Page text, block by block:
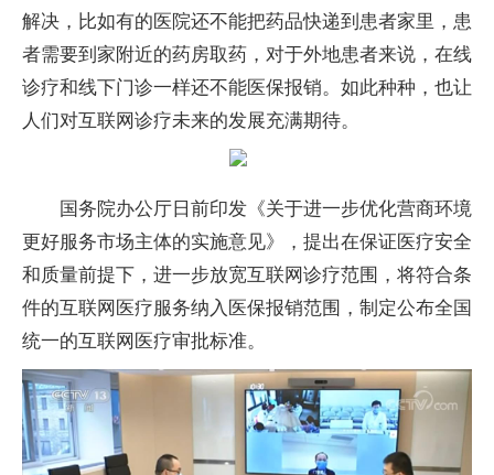
解决，比如有的医院还不能把药品快递到患者家里，患
者需要到家附近的药房取药，对于外地患者来说，在线
诊疗和线下门诊一样还不能医保报销。如此种种，也让
人们对互联网诊疗未来的发展充满期待。
国务院办公厅日前印发《关于进一步优化营商环境
更好服务市场主体的实施意见》，提出在保证医疗安全
和质量前提下，进一步放宽互联网诊疗范围，将符合条
件的互联网医疗服务纳入医保报销范围，制定公布全国
统一的互联网医疗审批标准。